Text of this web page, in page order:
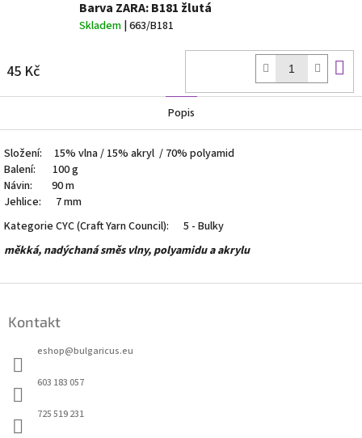
Barva ZARA: B181 žlutá
Skladem | 663/B181
45 Kč
Popis
Složení: 15% vlna / 15% akryl / 70% polyamid
Balení: 100 g
Návin: 90 m
Jehlice: 7 mm
Kategorie CYC (Craft Yarn Council): 5 - Bulky
měkká, nadýchaná směs vlny, polyamidu a akrylu
Kontakt
eshop@bulgaricus.eu
603 183 057
725 519 231